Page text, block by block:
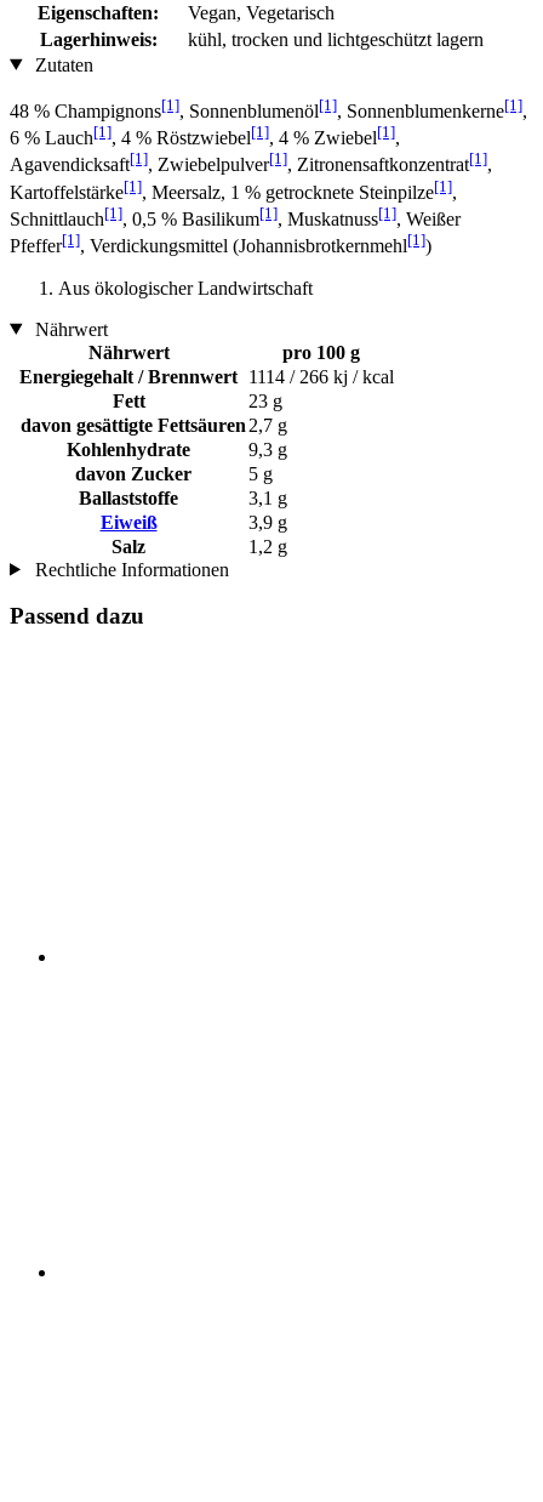
Eigenschaften:
Vegan, Vegetarisch
Lagerhinweis:
kühl, trocken und lichtgeschützt lagern
Zutaten
48 % Champignons[1], Sonnenblumenöl[1], Sonnenblumenkerne[1],
6 % Lauch[1], 4 % Röstzwiebel[1], 4 % Zwiebel[1],
Agavendicksaft[1], Zwiebelpulver[1], Zitronensaftkonzentrat[1],
Kartoffelstärke[1], Meersalz, 1 % getrocknete Steinpilze[1],
Schnittlauch[1], 0,5 % Basilikum[1], Muskatnuss[1], Weißer
Pfeffer[1], Verdickungsmittel (Johannisbrotkernmehl[1])
Aus ökologischer Landwirtschaft
Nährwert
Nährwert
pro 100 g
Energiegehalt / Brennwert 1114 / 266 kj / kcal
Fett
23 g
davon gesättigte Fettsäuren 2,7 g
Kohlenhydrate
9,3 g
davon Zucker
5 g
Ballaststoffe
3,1 g
Eiweiß
3,9 g
Salz
1,2 g
Rechtliche Informationen
Passend dazu